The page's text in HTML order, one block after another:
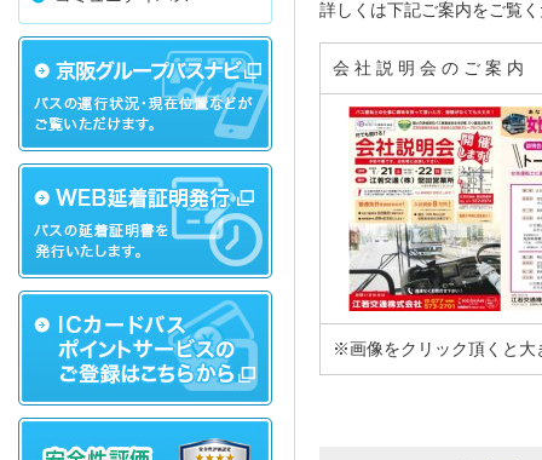
詳しくは下記ご案内をご覧
会 社 説 明 会 の ご 案 内
※画像をクリック頂くと大